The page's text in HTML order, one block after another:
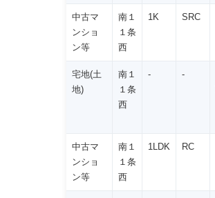
中古マ
ンショ
ン等
南１
１条
西
1K SRC
宅地(土
地)
南１
１条
西
- -
中古マ
ンショ
ン等
南１
１条
西
1LDK RC